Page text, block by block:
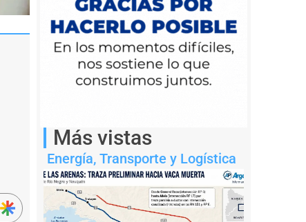
Más vistas
Energía, Transporte y Logística